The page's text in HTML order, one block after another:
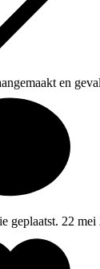
en
geplaatst. 22 mei